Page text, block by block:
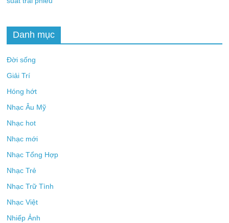
Danh mục
Đời sống
Giải Trí
Hóng hớt
Nhạc Âu Mỹ
Nhạc hot
Nhạc mới
Nhạc Tổng Hợp
Nhạc Trẻ
Nhạc Trữ Tình
Nhạc Việt
Nhiếp Ảnh